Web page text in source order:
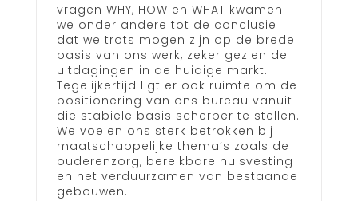
vragen WHY, HOW en WHAT kwamen
we onder andere tot de conclusie
dat we trots mogen zijn op de brede
basis van ons werk, zeker gezien de
uitdagingen in de huidige markt.
Tegelijkertijd ligt er ook ruimte om de
positionering van ons bureau vanuit
die stabiele basis scherper te stellen.
We voelen ons sterk betrokken bij
maatschappelijke thema’s zoals de
ouderenzorg, bereikbare huisvesting
en het verduurzamen van bestaande
gebouwen.